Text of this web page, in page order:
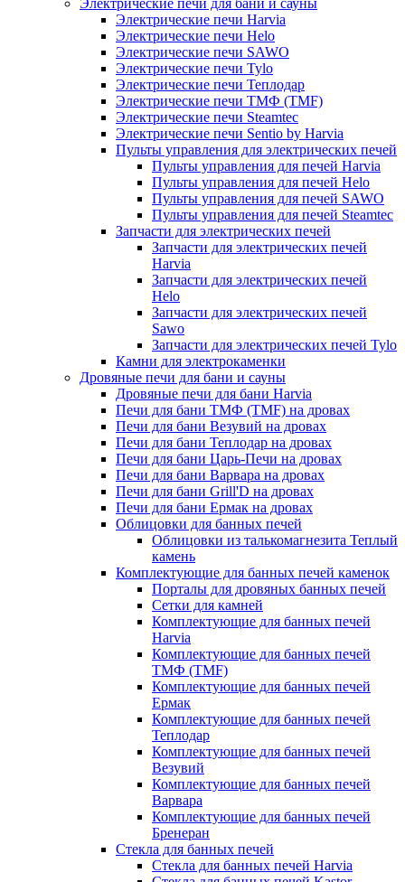
Электрические печи для бани и сауны
Электрические печи Harvia
Электрические печи Helo
Электрические печи SAWO
Электрические печи Tylo
Электрические печи Теплодар
Электрические печи ТМФ (TMF)
Электрические печи Steamtec
Электрические печи Sentio by Harvia
Пульты управления для электрических печей
Пульты управления для печей Harvia
Пульты управления для печей Helo
Пульты управления для печей SAWO
Пульты управления для печей Steamtec
Запчасти для электрических печей
Запчасти для электрических печей
Harvia
Запчасти для электрических печей
Helo
Запчасти для электрических печей
Sawo
Запчасти для электрических печей Tylo
Камни для электрокаменки
Дровяные печи для бани и сауны
Дровяные печи для бани Harvia
Печи для бани ТМФ (TMF) на дровах
Печи для бани Везувий на дровах
Печи для бани Теплодар на дровах
Печи для бани Царь-Печи на дровах
Печи для бани Варвара на дровах
Печи для бани Grill'D на дровах
Печи для бани Ермак на дровах
Облицовки для банных печей
Облицовки из талькомагнезита Теплый
камень
Комплектующие для банных печей каменок
Порталы для дровяных банных печей
Сетки для камней
Комплектующие для банных печей
Harvia
Комплектующие для банных печей
ТМФ (TMF)
Комплектующие для банных печей
Ермак
Комплектующие для банных печей
Теплодар
Комплектующие для банных печей
Везувий
Комплектующие для банных печей
Варвара
Комплектующие для банных печей
Бренеран
Стекла для банных печей
Стекла для банных печей Harvia